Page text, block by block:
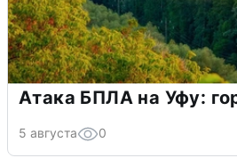
Атака БПЛА на Уфу:
5 августа 0